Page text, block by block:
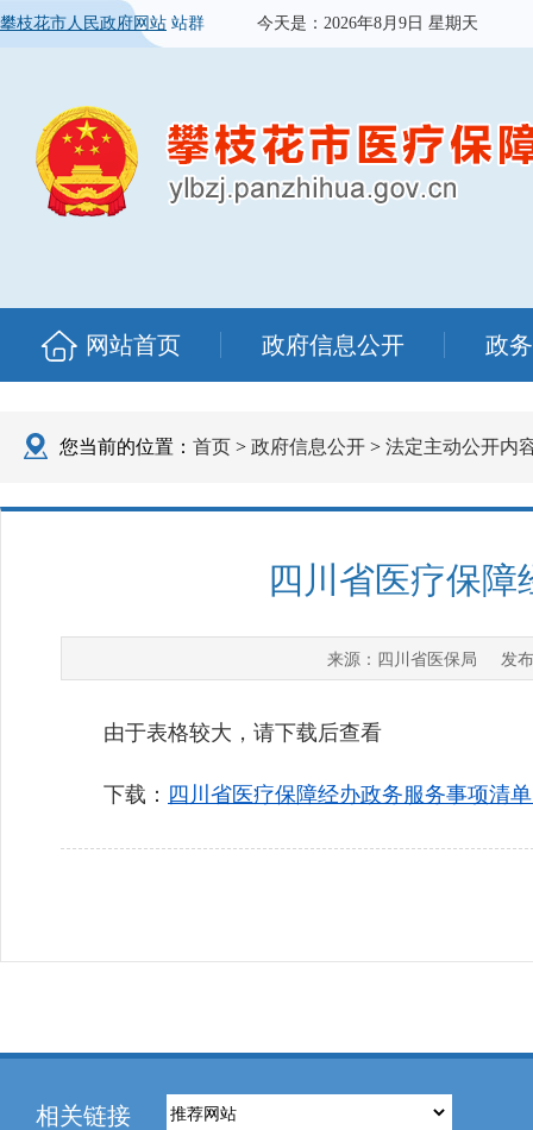
攀枝花市人民政府网站 站群 今天是： 2026年8月9日 星期天
网站首页 政府信息公开 政
您当前的位置： 首页 > 政府信息公开 > 法定主动公开内
四川省医疗保障
来源： 四川省医保局 发布
由于表格较大，请下载后查看
下载： 四川省医疗保障经办政务服务事项清
相关链接